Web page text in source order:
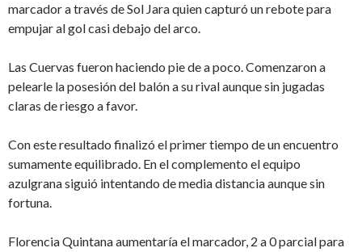
marcador a través de Sol Jara quien capturó un rebote para
empujar al gol casi debajo del arco.
Las Cuervas fueron haciendo pie de a poco. Comenzaron a
pelearle la posesión del balón a su rival aunque sin jugadas
claras de riesgo a favor.
Con este resultado finalizó el primer tiempo de un encuentro
sumamente equilibrado. En el complemento el equipo
azulgrana siguió intentando de media distancia aunque sin
fortuna.
Florencia Quintana aumentaría el marcador, 2 a 0 parcial para